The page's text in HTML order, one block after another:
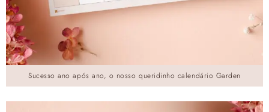
Sucesso ano após ano, o nosso queridinho calendário Garden